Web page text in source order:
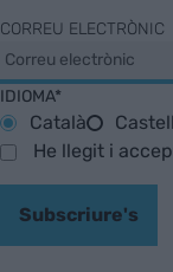
CORREU ELECTRÒNIC
IDIOMA*
Català
He llegit i
Subscriure's